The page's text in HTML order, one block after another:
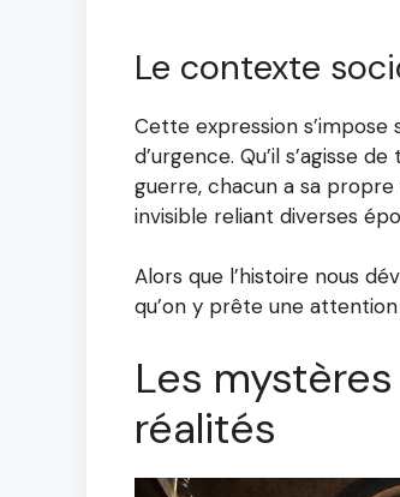
Le contexte
Cette expression
d’urgence. Qu’il s’agisse
guerre, chacun a sa
invisible reliant diverses
Alors que l’histoire nous
qu’on y prête une
Les
réalités